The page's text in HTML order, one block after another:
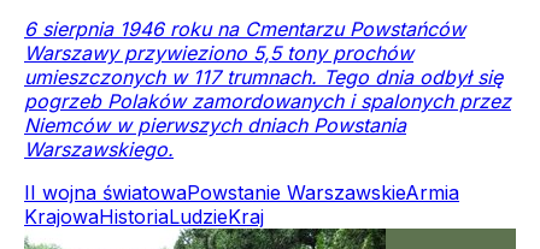
6 sierpnia 1946 roku na Cmentarzu Powstańców
Warszawy przywieziono 5,5 tony prochów
umieszczonych w 117 trumnach. Tego dnia odbył się
pogrzeb Polaków zamordowanych i spalonych przez
Niemców w pierwszych dniach Powstania
Warszawskiego.
II wojna światowaPowstanie WarszawskieArmia
KrajowaHistoriaLudzieKraj